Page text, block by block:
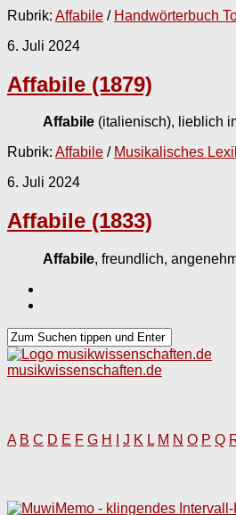
Rubrik: Affabile / Handwörterbuch
6. Juli 2024
Affabile (1879)
Affabile (italienisch), lieblich
Rubrik: Affabile / Musikalisches
6. Juli 2024
Affabile (1833)
Affabile, freundlich,
musikwissenschaften.de
A B C D E F G H J K L M N O P Q